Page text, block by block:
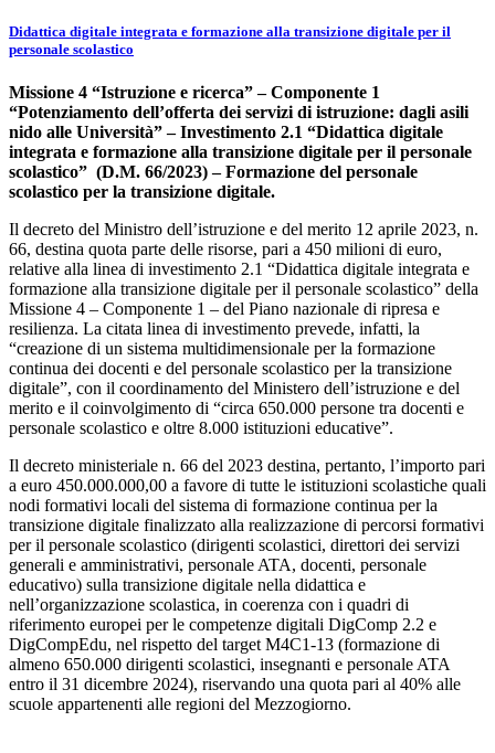
Didattica digitale integrata e formazione alla transizione digitale per il
personale scolastico
Missione 4 “Istruzione e ricerca” – Componente 1
“Potenziamento dell’offerta dei servizi di istruzione: dagli asili
nido alle Università” – Investimento 2.1 “Didattica digitale
integrata e formazione alla transizione digitale per il personale
scolastico” (D.M. 66/2023) – Formazione del personale
scolastico per la transizione digitale.
Il decreto del Ministro dell’istruzione e del merito 12 aprile 2023, n.
66, destina quota parte delle risorse, pari a 450 milioni di euro,
relative alla linea di investimento 2.1 “Didattica digitale integrata e
formazione alla transizione digitale per il personale scolastico” della
Missione 4 – Componente 1 – del Piano nazionale di ripresa e
resilienza. La citata linea di investimento prevede, infatti, la
“creazione di un sistema multidimensionale per la formazione
continua dei docenti e del personale scolastico per la transizione
digitale”, con il coordinamento del Ministero dell’istruzione e del
merito e il coinvolgimento di “circa 650.000 persone tra docenti e
personale scolastico e oltre 8.000 istituzioni educative”.
Il decreto ministeriale n. 66 del 2023 destina, pertanto, l’importo pari
a euro 450.000.000,00 a favore di tutte le istituzioni scolastiche quali
nodi formativi locali del sistema di formazione continua per la
transizione digitale finalizzato alla realizzazione di percorsi formativi
per il personale scolastico (dirigenti scolastici, direttori dei servizi
generali e amministrativi, personale ATA, docenti, personale
educativo) sulla transizione digitale nella didattica e
nell’organizzazione scolastica, in coerenza con i quadri di
riferimento europei per le competenze digitali DigComp 2.2 e
DigCompEdu, nel rispetto del target M4C1-13 (formazione di
almeno 650.000 dirigenti scolastici, insegnanti e personale ATA
entro il 31 dicembre 2024), riservando una quota pari al 40% alle
scuole appartenenti alle regioni del Mezzogiorno.